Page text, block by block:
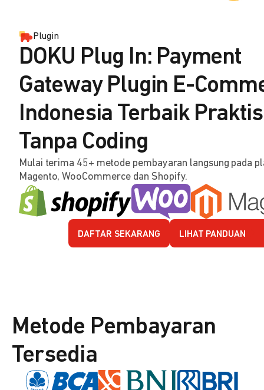
Plugin
DOKU Plug In: Payment
Gateway Plugin E-
Indonesia Terbaik Praktis
Tanpa Coding
Mulai terima 45+ metode pembayaran langsung pada
Magento, WooCommerce dan Shopify.
DAFTAR SEKARANG LIHAT PANDUAN
Metode Pembayaran
Tersedia